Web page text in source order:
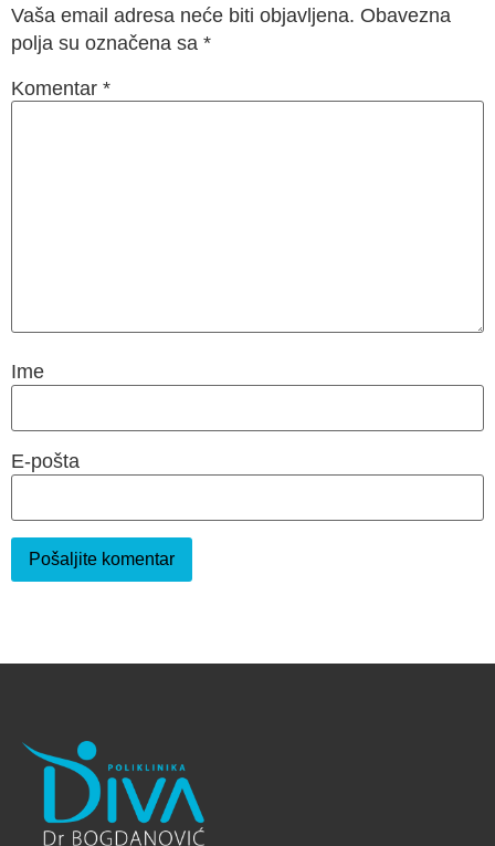
Vaša email adresa neće biti objavljena. Obavezna
polja su označena sa *
Komentar *
Ime
E-pošta